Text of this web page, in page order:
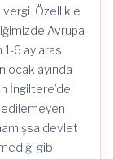
vergi. Özellikle
Avrupa
6 ay arası
ocak ayında
İngiltere’de
devlet
gibi